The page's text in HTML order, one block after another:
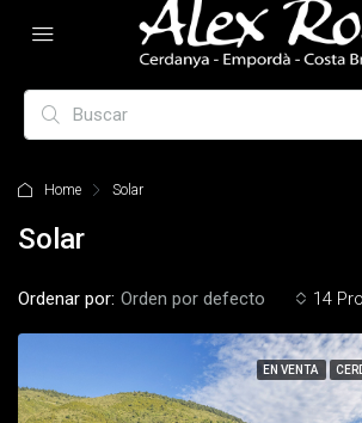
Home Solar
Solar
14
Ordenar por: Orden por defecto
EN VENTA